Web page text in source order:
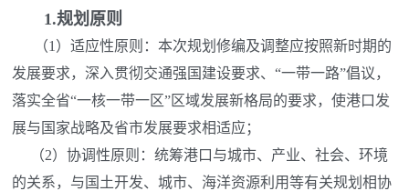
1.规划原则
（1）适应性原则：本次规划修编及调整应按照新时期的
发展要求，深入贯彻交通强国建设要求、“一带一路”倡议，
落实全省“一核一带一区”区域发展新格局的要求，使港口发
展与国家战略及省市发展要求相适应；
（2）协调性原则：统筹港口与城市、产业、社会、环境
的关系，与国土开发、城市、海洋资源利用等有关规划相协